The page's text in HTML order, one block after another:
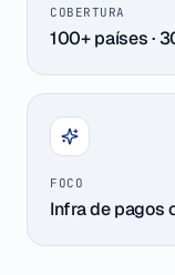
COBERTURA
100+ países ·
FOCO
Infra de pagos